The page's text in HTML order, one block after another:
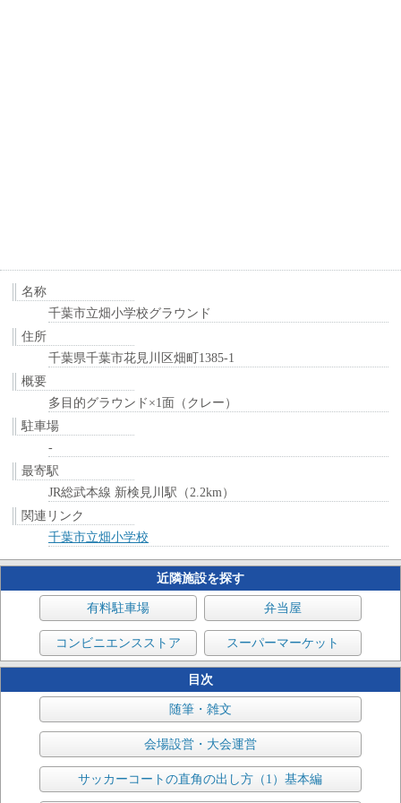
名称
千葉市立畑小学校グラウンド
住所
千葉県千葉市花見川区畑町1385-1
概要
多目的グラウンド×1面（クレー）
駐車場
-
最寄駅
JR総武本線 新検見川駅（2.2km）
関連リンク
千葉市立畑小学校
近隣施設を探す
有料駐車場 弁当屋
コンビニエンスストア スーパーマーケット
目次
随筆・雑文
会場設営・大会運営
サッカーコートの直角の出し方（1）基本編